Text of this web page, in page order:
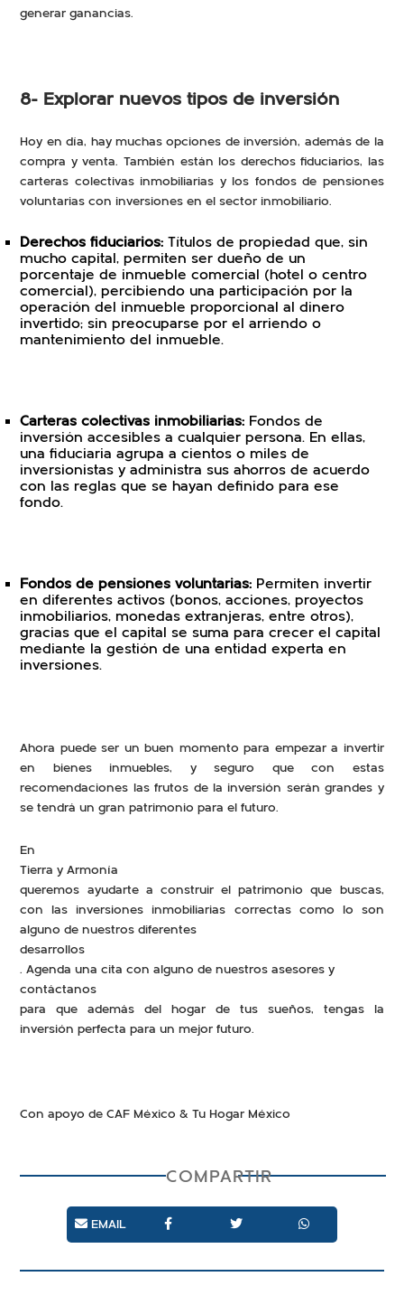
generar ganancias.
8- Explorar nuevos tipos de inversión
Hoy en día, hay muchas opciones de inversión, además de la
compra y venta. También están los derechos fiduciarios, las
carteras colectivas inmobiliarias y los fondos de pensiones
voluntarias con inversiones en el sector inmobiliario.
Derechos fiduciarios: Títulos de propiedad que, sin
mucho capital, permiten ser dueño de un
porcentaje de inmueble comercial (hotel o centro
comercial), percibiendo una participación por la
operación del inmueble proporcional al dinero
invertido; sin preocuparse por el arriendo o
mantenimiento del inmueble.
Carteras colectivas inmobiliarias: Fondos de
inversión accesibles a cualquier persona. En ellas,
una fiduciaria agrupa a cientos o miles de
inversionistas y administra sus ahorros de acuerdo
con las reglas que se hayan definido para ese
fondo.
Fondos de pensiones voluntarias: Permiten invertir
en diferentes activos (bonos, acciones, proyectos
inmobiliarios, monedas extranjeras, entre otros),
gracias que el capital se suma para crecer el capital
mediante la gestión de una entidad experta en
inversiones.
Ahora puede ser un buen momento para empezar a invertir
en bienes inmuebles, y seguro que con estas
recomendaciones las frutos de la inversión serán grandes y
se tendrá un gran patrimonio para el futuro.
En
Tierra y Armonía
queremos ayudarte a construir el patrimonio que buscas,
con las inversiones inmobiliarias correctas como lo son
alguno de nuestros diferentes
desarrollos
. Agenda una cita con alguno de nuestros asesores y
contáctanos
para que además del hogar de tus sueños, tengas la
inversión perfecta para un mejor futuro.
Con apoyo de CAF México & Tu Hogar México
COMPARTIR
EMAIL